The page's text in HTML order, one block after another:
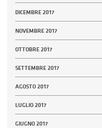
DICEMBRE 2017
NOVEMBRE 2017
OTTOBRE 2017
SETTEMBRE 2017
AGOSTO 2017
LUGLIO 2017
GIUGNO 2017